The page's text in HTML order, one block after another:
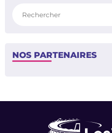
NOS PARTENAIRES